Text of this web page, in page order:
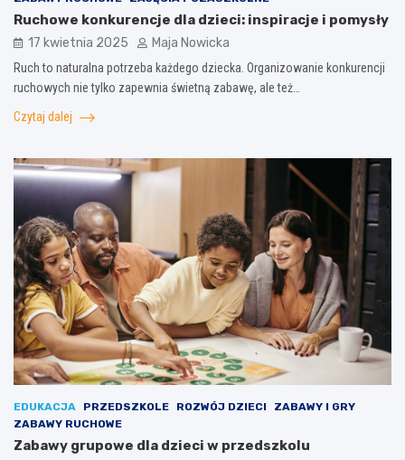
Ruchowe konkurencje dla dzieci: inspiracje i pomysły
17 kwietnia 2025 Maja Nowicka
Ruch to naturalna potrzeba każdego dziecka. Organizowanie konkurencji
ruchowych nie tylko zapewnia świetną zabawę, ale też…
Czytaj dalej
EDUKACJA PRZEDSZKOLE ROZWÓJ DZIECI
ZABAWY I GRY
ZABAWY RUCHOWE
Zabawy grupowe dla dzieci w przedszkolu